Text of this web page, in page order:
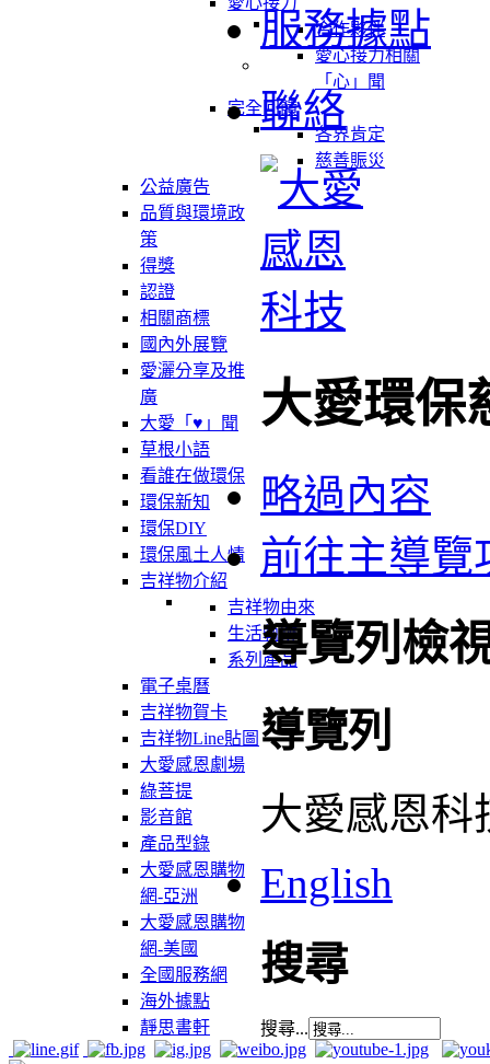
合作夥伴
愛心接力相關
「心」聞
完全回饋
各界肯定
慈善賑災
公益廣告
品質與環境政
策
得獎
認證
相關商標
國內外展覽
愛灑分享及推
廣
大愛「♥」聞
草根小語
看誰在做環保
環保新知
環保DIY
環保風土人情
吉祥物介紹
吉祥物由來
生活軌跡
系列產品
電子桌曆
吉祥物賀卡
吉祥物Line貼圖
大愛感恩劇場
綠菩提
影音館
產品型錄
大愛感恩購物
網-亞洲
大愛感恩購物
網-美國
服務據點
全國服務網
海外據點
靜思書軒
聯絡
大愛環保
略過內容
前往主導覽
導覽列檢
導覽列
大愛感恩科
English
搜尋
搜尋...